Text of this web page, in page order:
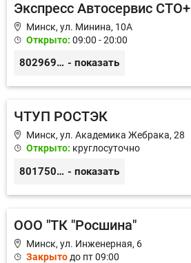
Экспресс Автосервис СТО+
Минск, ул. Минина, 10А
Открыто: 09:00 - 20:00
80296993727 - показать
ЧТУП РОСТЭК
Минск, ул. Академика Жебрака, 28
Открыто: круглосуточно
80175089542 - показать
ООО "ТК "Росшина"
Минск, ул. Инженерная, 6
Закрыто до пт 09:00